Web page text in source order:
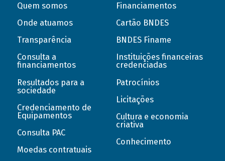
Quem somos
Onde atuamos
Transparência
Consulta a
financiamentos
Resultados para a
sociedade
Credenciamento de
Equipamentos
Consulta PAC
Moedas contratuais
Financiamentos
Cartão BNDES
BNDES Finame
Instituições financeiras
credenciadas
Patrocínios
Licitações
Cultura e economia
criativa
Conhecimento